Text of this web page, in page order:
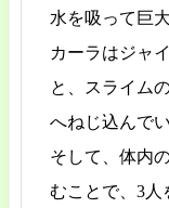
水を吸って巨大
カーラはジャ
と、スライム
へねじ込んで
そして、体内
むことで、3人